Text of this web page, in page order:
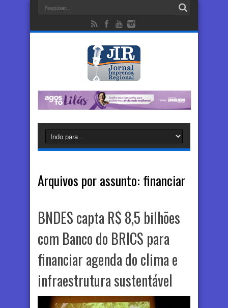
Arquivos por assunto: financiar
BNDES capta R$ 8,5 bilhões
com Banco do BRICS para
financiar agenda do clima e
infraestrutura sustentável